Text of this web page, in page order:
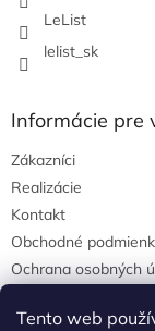
Tento web
LeList
lelist_sk
Informácie pre
Zákazníci
Realizácie
Kontakt
Obchodné
Ochrana osobných